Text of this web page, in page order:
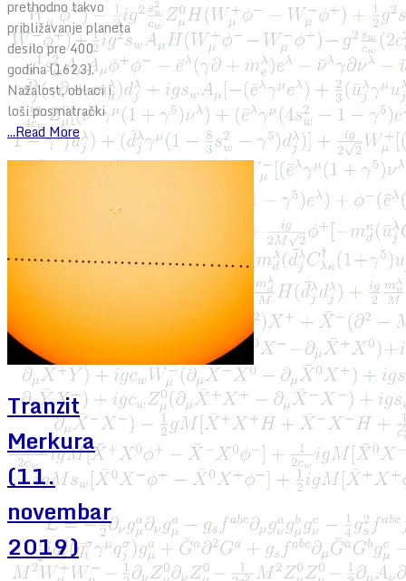
prethodno takvo
približavanje planeta
desilo pre 400
godina (1623).
Nažalost, oblaci i
loši posmatrački
...Read More
Tranzit
Merkura
(11.
novembar
2019)